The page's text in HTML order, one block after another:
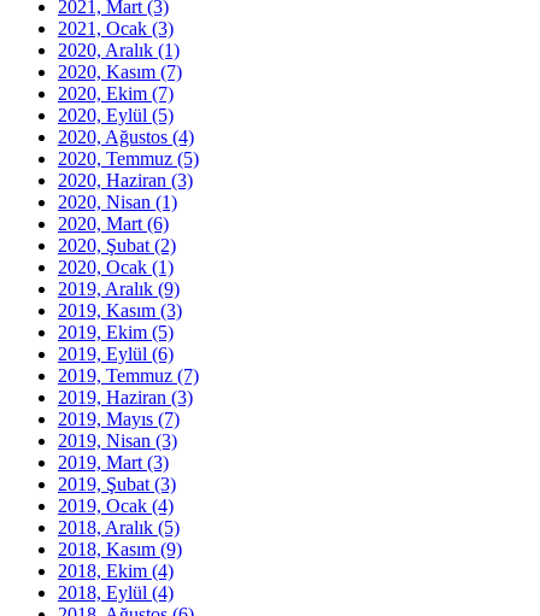
2021, Mart (3)
2021, Ocak (3)
2020, Aralık (1)
2020, Kasım (7)
2020, Ekim (7)
2020, Eylül (5)
2020, Ağustos (4)
2020, Temmuz (5)
2020, Haziran (3)
2020, Nisan (1)
2020, Mart (6)
2020, Şubat (2)
2020, Ocak (1)
2019, Aralık (9)
2019, Kasım (3)
2019, Ekim (5)
2019, Eylül (6)
2019, Temmuz (7)
2019, Haziran (3)
2019, Mayıs (7)
2019, Nisan (3)
2019, Mart (3)
2019, Şubat (3)
2019, Ocak (4)
2018, Aralık (5)
2018, Kasım (9)
2018, Ekim (4)
2018, Eylül (4)